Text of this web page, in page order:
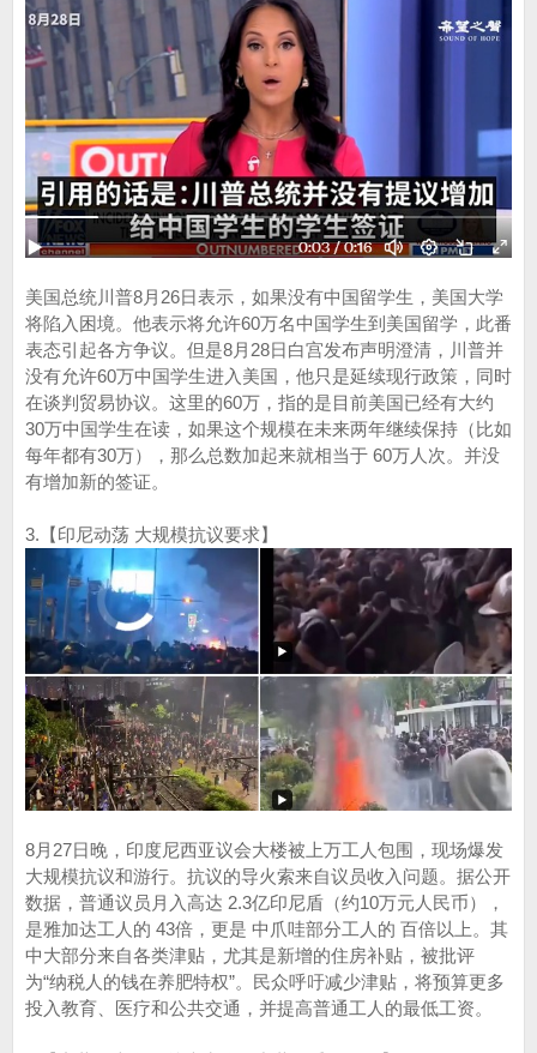
美国总统川普8月26日表示，如果没有中国留学生，美国大学
将陷入困境。他表示将允许60万名中国学生到美国留学，此番
表态引起各方争议。但是8月28日白宫发布声明澄清，川普并
没有允许60万中国学生进入美国，他只是延续现行政策，同时
在谈判贸易协议。这里的60万，指的是目前美国已经有大约
30万中国学生在读，如果这个规模在未来两年继续保持（比如
每年都有30万），那么总数加起来就相当于 60万人次。并没
有增加新的签证。
3.【印尼动荡 大规模抗议要求】
8月27日晚，印度尼西亚议会大楼被上万工人包围，现场爆发
大规模抗议和游行。抗议的导火索来自议员收入问题。据公开
数据，普通议员月入高达 2.3亿印尼盾（约10万元人民币），
是雅加达工人的 43倍，更是 中爪哇部分工人的 百倍以上。其
中大部分来自各类津贴，尤其是新增的住房补贴，被批评
为“纳税人的钱在养肥特权”。民众呼吁减少津贴，将预算更多
投入教育、医疗和公共交通，并提高普通工人的最低工资。